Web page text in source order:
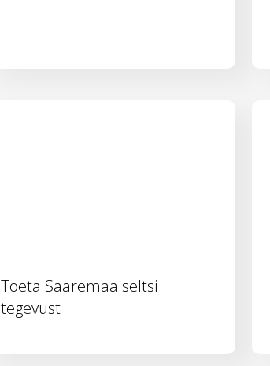
Toeta Saaremaa seltsi
tegevust